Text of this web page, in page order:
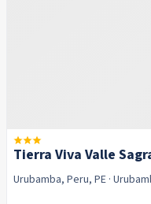
Tierra Viva Valle
Urubamba, Peru, PE ·